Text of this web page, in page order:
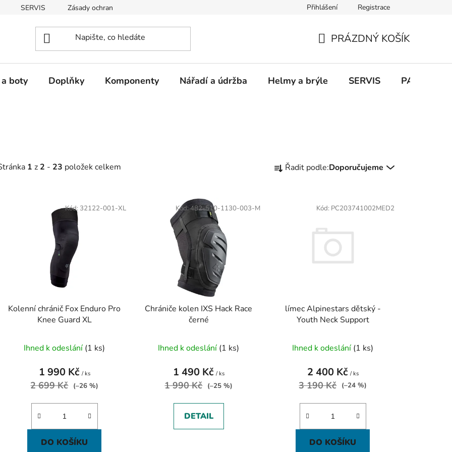
SERVIS Zásady ochrany osobních údajů Přihlášení Registrace
KOŠÍK
PRÁZDNÝ KOŠÍK
boty Doplňky Komponenty Nářadí a údržba Helmy a brýle SERVIS
1 z 2 - 23 položek celkem
a Řadit podle:Doporučujeme
Kolenní chránič Fox Enduro Pro
Knee Guard XL
Ihned k odeslání (1 ks)
1 990 Kč / ks
2 699 Kč (–26 %)
DO KOŠÍKU
Kód: 32122-001-XL
Chrániče kolen IXS Hack Race
černé
Ihned k odeslání (1 ks)
1 490 Kč / ks
1 990 Kč (–25 %)
DETAIL
Kód:482-510-1130-003-M
límec Alpinestars dětský -
Youth Neck Support
Ihned k odeslání (1 ks)
2 400 Kč / ks
3 190 Kč (–24 %)
DO KOŠÍKU
Kód: PC203741002MED2